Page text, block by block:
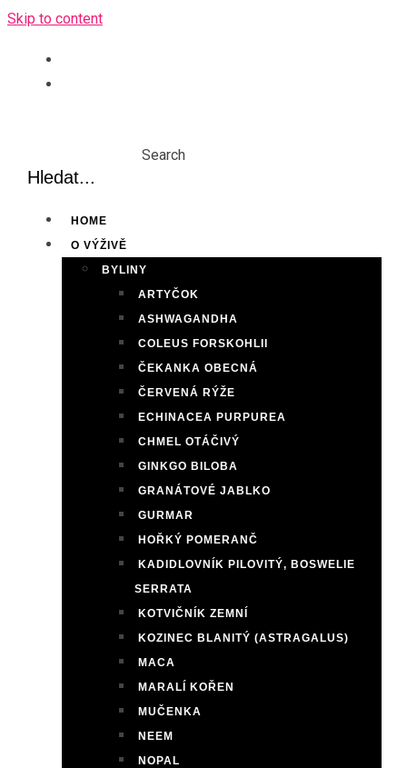
Skip to content
Search
HOME
O VÝŽIVĚ
BYLINY
ARTYČOK
ASHWAGANDHA
COLEUS FORSKOHLII
ČEKANKA OBECNÁ
ČERVENÁ RÝŽE
ECHINACEA PURPUREA
CHMEL OTÁČIVÝ
GINKGO BILOBA
GRANÁTOVÉ JABLKO
GURMAR
HOŘKÝ POMERANČ
KADIDLOVNÍK PILOVITÝ, BOSWELIE
SERRATA
KOTVIČNÍK ZEMNÍ
KOZINEC BLANITÝ (ASTRAGALUS)
MACA
MARALÍ KOŘEN
MUČENKA
NEEM
NOPAL